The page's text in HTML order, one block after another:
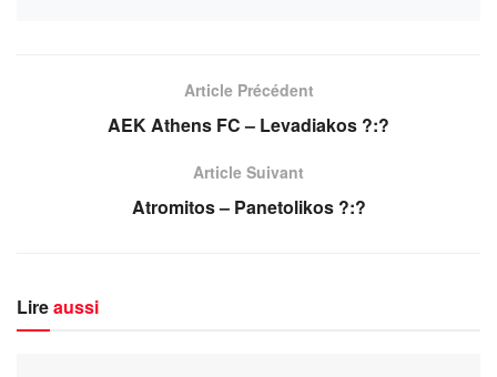
Article Précédent
AEK Athens FC – Levadiakos ?:?
Article Suivant
Atromitos – Panetolikos ?:?
Lireaussi